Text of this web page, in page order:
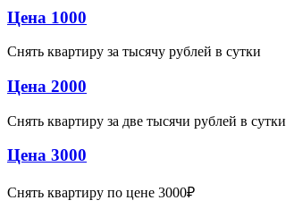
Цена 1000
Снять квартиру за тысячу рублей в сутки
Цена 2000
Снять квартиру за две тысячи рублей в сутки
Цена 3000
Снять квартиру по цене 3000₽